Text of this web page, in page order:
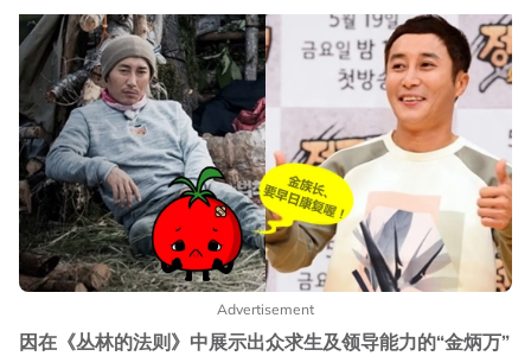
Advertisement
因在《丛林的法则》中展示出众求生及领导能力的“金炳万”